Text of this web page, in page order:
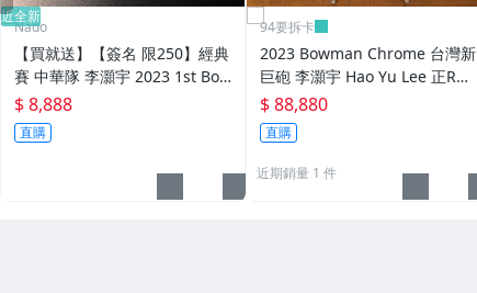
近全新
Nado
【買就送】【簽名 限250】經典
賽 中華隊 李灝宇 2023 1st Bow
man Chrome 正紫 任選 李灝
宇/林振瑋/張育成/林昱珉
$ 8,888
直購
94要拆卡
2023 Bowman Chrome 台灣新
巨砲 李灝宇 Hao Yu Lee 正RC
新人亮面簽名卡 PSA 10 完美 At
omic Auto /100
$ 88,880
直購
近期銷量 1 件